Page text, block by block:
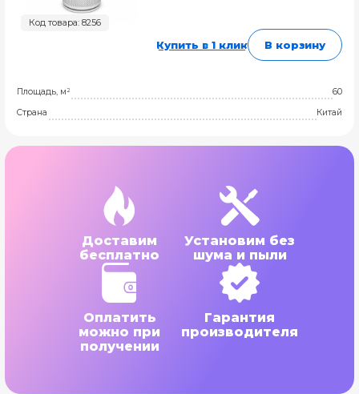
Код товара: 8256
Купить в 1 клик В корзину
Площадь, м²
60
Страна
Китай
Доставим
бесплатно
Установим без
шума и пыли
Оплатить
можно при
получении
Гарантия
производителя